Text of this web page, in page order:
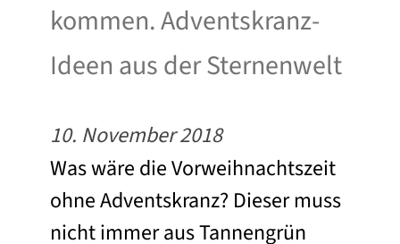
kommen. Adventskranz-
Ideen aus der Sternenwelt
10. November 2018
Was wäre die Vorweihnachtszeit
ohne Adventskranz? Dieser muss
nicht immer aus Tannengrün